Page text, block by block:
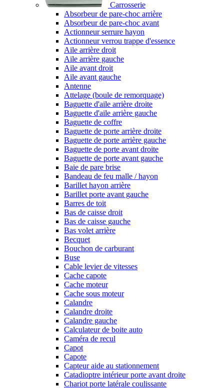
Carrosserie
Absorbeur de pare-choc arrière
Absorbeur de pare-choc avant
Actionneur serrure hayon
Actionneur verrou trappe d'essence
Aile arrière droit
Aile arrière gauche
Aile avant droit
Aile avant gauche
Antenne
Attelage (boule de remorquage)
Baguette d'aile arrière droite
Baguette d'aile arrière gauche
Baguette de coffre
Baguette de porte arrière droite
Baguette de porte arrière gauche
Baguette de porte avant droite
Baguette de porte avant gauche
Baie de pare brise
Bandeau de feu malle / hayon
Barillet hayon arrière
Barillet porte avant gauche
Barres de toit
Bas de caisse droit
Bas de caisse gauche
Bas volet arrière
Becquet
Bouchon de carburant
Buse
Cable levier de vitesses
Cache capote
Cache moteur
Cache sous moteur
Calandre
Calandre droite
Calandre gauche
Calculateur de boite auto
Caméra de recul
Capot
Capote
Capteur aide au stationnement
Catadioptre intérieur porte avant droite
Chariot porte latérale coulissante